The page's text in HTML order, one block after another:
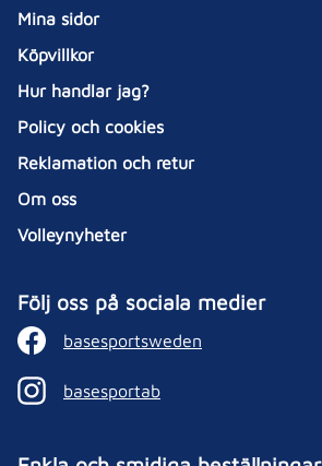
Mina sidor
Köpvillkor
Hur handlar jag?
Policy och cookies
Reklamation och retur
Om oss
Volleynyheter
Följ oss på sociala medier
basesportsweden
basesportab